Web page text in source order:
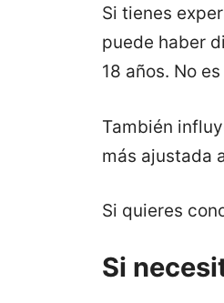
Si tienes
puede haber
18 años. No
También
más ajustada
Si quieres
Si